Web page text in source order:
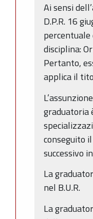
Ai sensi
D.P.R. 16
disciplina:
Pertanto,
applica il
graduatoria
conseguito
successivo
La
nel B.U.R.
La